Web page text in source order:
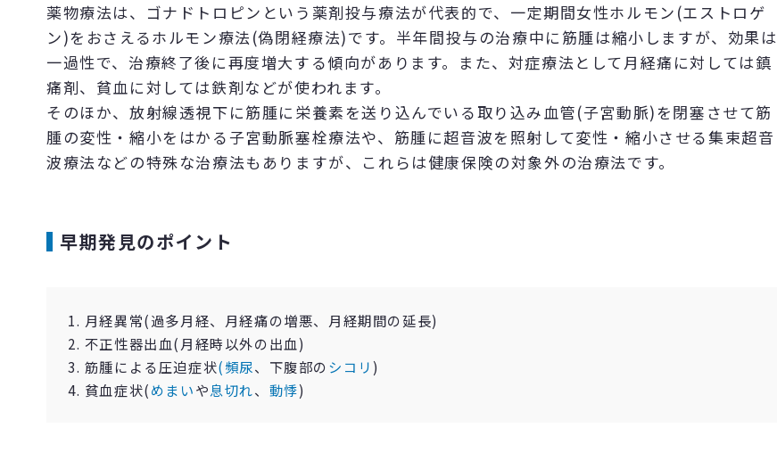
薬物療法は、ゴナドトロピンという薬剤投与療法が代表的で、一定期間女性ホルモン(エストロゲ
ン)をおさえるホルモン療法(偽閉経療法)です。半年間投与の治療中に筋腫は縮小しますが、効果は
一過性で、治療終了後に再度増大する傾向があります。また、対症療法として月経痛に対しては鎮
痛剤、貧血に対しては鉄剤などが使われます。
そのほか、放射線透視下に筋腫に栄養素を送り込んでいる取り込み血管(子宮動脈)を閉塞させて筋
腫の変性・縮小をはかる子宮動脈塞栓療法や、筋腫に超音波を照射して変性・縮小させる集束超音
波療法などの特殊な治療法もありますが、これらは健康保険の対象外の治療法です。
早期発見のポイント
1. 月経異常(過多月経、月経痛の増悪、月経期間の延長)
2. 不正性器出血(月経時以外の出血)
3. 筋腫による圧迫症状(頻尿、下腹部のシコリ )
4. 貧血症状(めまいや息切れ、 動悸)